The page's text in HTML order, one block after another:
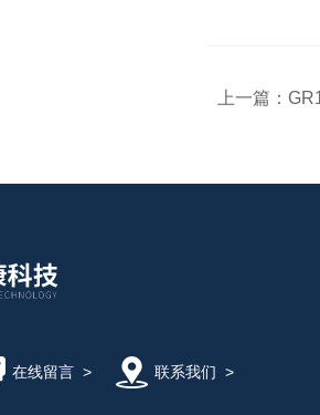
上一篇：
在线留言> 联系我们 >